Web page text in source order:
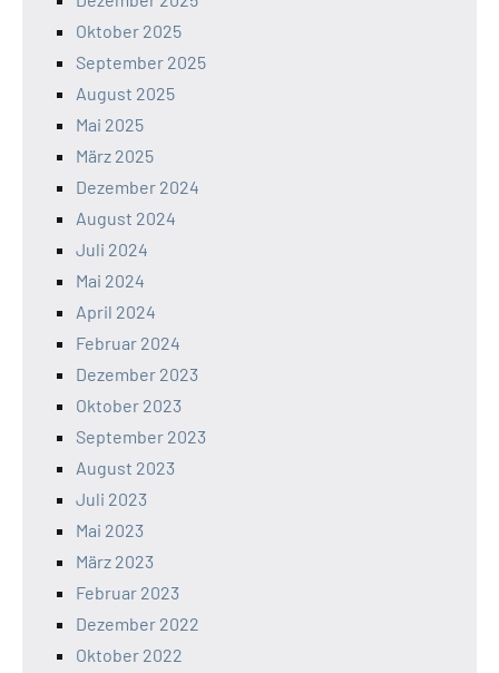
Oktober 2025
September 2025
August 2025
Mai 2025
März 2025
Dezember 2024
August 2024
Juli 2024
Mai 2024
April 2024
Februar 2024
Dezember 2023
Oktober 2023
September 2023
August 2023
Juli 2023
Mai 2023
März 2023
Februar 2023
Dezember 2022
Oktober 2022